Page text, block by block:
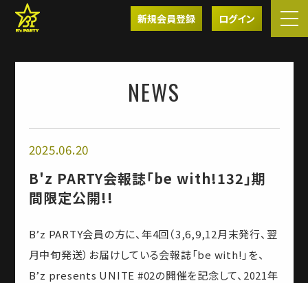
新規会員登録 ログイン
NEWS
2025.06.20
B'z PARTY会報誌「be with!132」期
間限定公開!!
B’z PARTY会員の方に、年4回（3,6,9,12月末発行、翌
月中旬発送）お届けしている会報誌「be with!」を、
B’z presents UNITE #02の開催を記念して、2021年